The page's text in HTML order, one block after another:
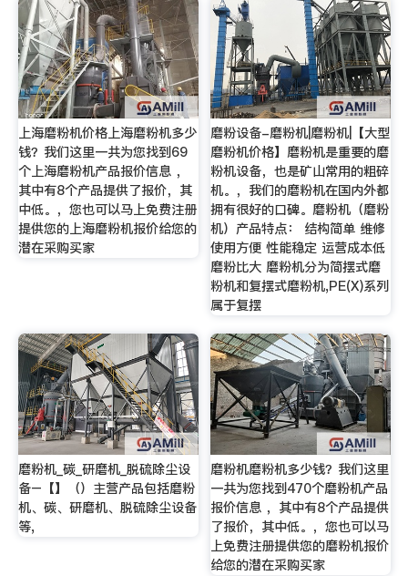
上海磨粉机价格上海磨粉机多少
钱？我们这里一共为您找到69
个上海磨粉机产品报价信息 ，
其中有8个产品提供了报价，其
中低。，您也可以马上免费注册
提供您的上海磨粉机报价给您的
潜在采购买家
磨粉设备-磨粉机|磨粉机|【大型
磨粉机价格】磨粉机是重要的磨
粉机设备，也是矿山常用的粗碎
机。，我们的磨粉机在国内外都
拥有很好的口碑。磨粉机（磨粉
机）产品特点： 结构简单 维修
使用方便 性能稳定 运营成本低
磨粉比大 磨粉机分为简摆式磨
粉机和复摆式磨粉机,PE(X)系列
属于复摆
磨粉机_碳_研磨机_脱硫除尘设
备–【】（）主营产品包括磨粉
机、碳、研磨机、脱硫除尘设备
等,
磨粉机磨粉机多少钱？我们这里
一共为您找到470个磨粉机产品
报价信息 ，其中有8个产品提供
了报价，其中低。，您也可以马
上免费注册提供您的磨粉机报价
给您的潜在采购买家